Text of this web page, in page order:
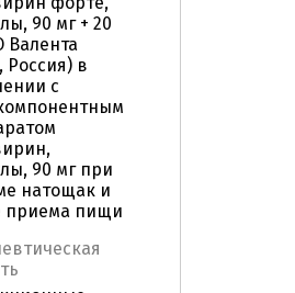
90 мг + 20
Валента
в
с
90 мг при
натощак и
приема пищи